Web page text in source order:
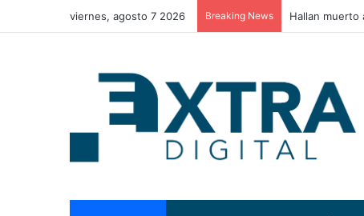
viernes, agosto 7 2026 Breaking News Estos son los